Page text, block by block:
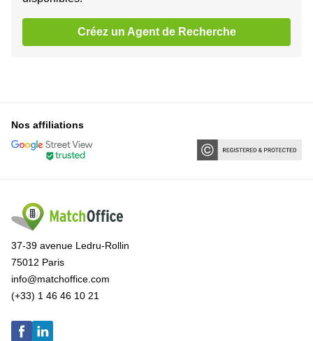
Créez un Agent de Recherche
Nos affiliations
37-39 avenue Ledru-Rollin
75012 Paris
info@matchoffice.com
(+33) 1 46 46 10 21